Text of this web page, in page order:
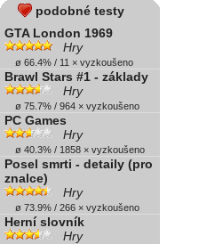
podobné testy
GTA London 1969
Hry
ø 66.4% / 11 × vyzkoušeno
Brawl Stars #1 - základy
Hry
ø 75.7% / 964 × vyzkoušeno
PC Games
Hry
ø 40.3% / 1858 × vyzkoušeno
Posel smrti - detaily (pro
znalce)
Hry
ø 73.9% / 266 × vyzkoušeno
Herní slovník
Hry